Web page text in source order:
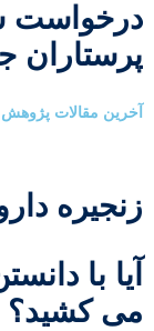
درخواست
پرستاران
آخرین مقالات پژوهش
زنجیره
آیا با
می کشید؟